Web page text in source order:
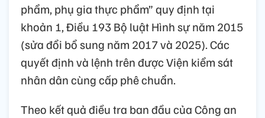
phẩm, phụ gia thực phẩm” quy định tại
khoản 1, Điều 193 Bộ luật Hình sự năm 2015
(sửa đổi bổ sung năm 2017 và 2025). Các
quyết định và lệnh trên được Viện kiểm sát
nhân dân cùng cấp phê chuẩn.
Theo kết quả điều tra ban đầu của Công an